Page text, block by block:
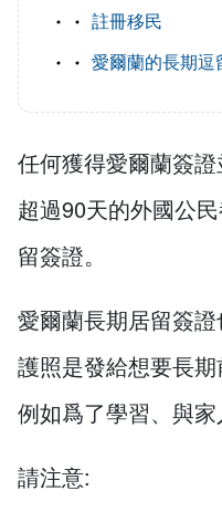
註冊移民
愛爾蘭的長期
任何獲得愛爾蘭簽
超過90天的外國公
留簽證。
愛爾蘭長期居留簽
護照是發給想要長
例如爲了學習、與家
請注意: